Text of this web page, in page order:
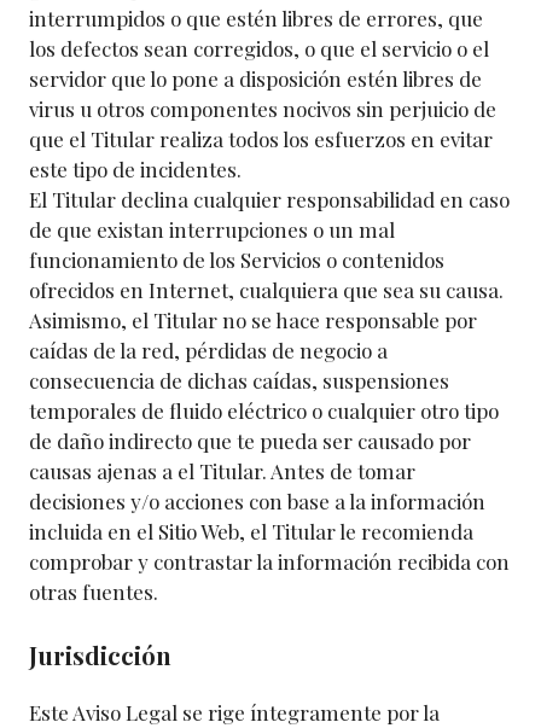
interrumpidos o que estén libres de errores, que
los defectos sean corregidos, o que el servicio o el
servidor que lo pone a disposición estén libres de
virus u otros componentes nocivos sin perjuicio de
que el Titular realiza todos los esfuerzos en evitar
este tipo de incidentes.
El Titular declina cualquier responsabilidad en caso
de que existan interrupciones o un mal
funcionamiento de los Servicios o contenidos
ofrecidos en Internet, cualquiera que sea su causa.
Asimismo, el Titular no se hace responsable por
caídas de la red, pérdidas de negocio a
consecuencia de dichas caídas, suspensiones
temporales de fluido eléctrico o cualquier otro tipo
de daño indirecto que te pueda ser causado por
causas ajenas a el Titular. Antes de tomar
decisiones y/o acciones con base a la información
incluida en el Sitio Web, el Titular le recomienda
comprobar y contrastar la información recibida con
otras fuentes.
Jurisdicción
Este Aviso Legal se rige íntegramente por la